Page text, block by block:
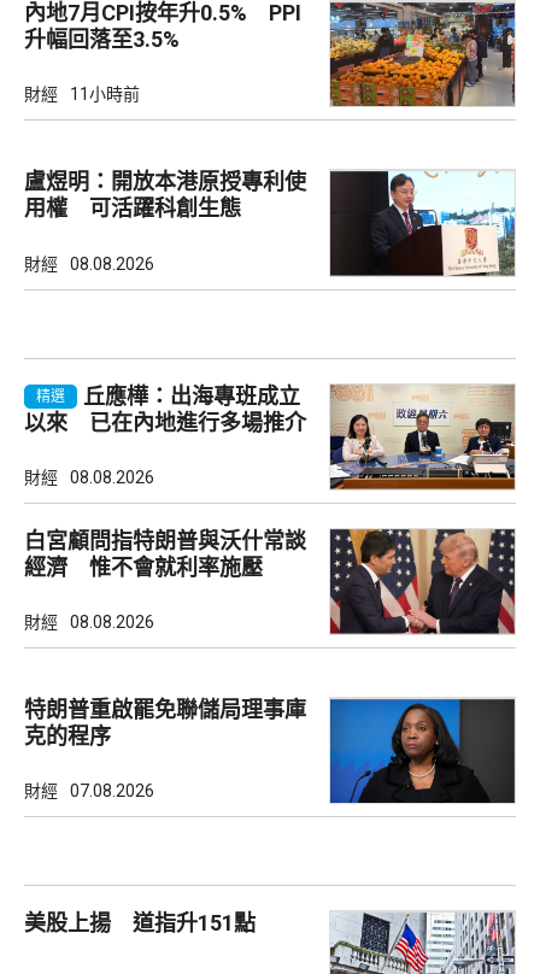
內地7月CPI按年升0.5% PPI
升幅回落至3.5%
財經 11小時前
盧煜明：開放本港原授專利使
用權 可活躍科創生態
財經 08.08.2026
精選
丘應樺：出海專班成立
以來 已在內地進行多場推介
財經 08.08.2026
白宮顧問指特朗普與沃什常談
經濟 惟不會就利率施壓
財經 08.08.2026
特朗普重啟罷免聯儲局理事庫
克的程序
財經 07.08.2026
美股上揚 道指升151點